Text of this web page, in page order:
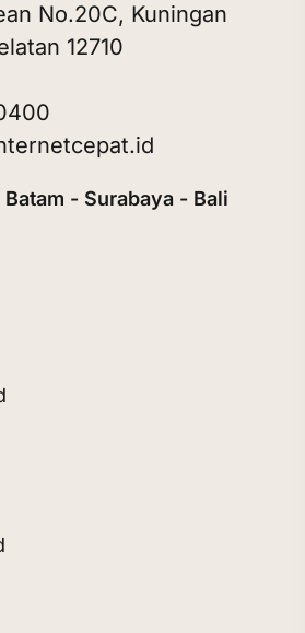
No.20C, Kuningan
12710
- Surabaya - Bali